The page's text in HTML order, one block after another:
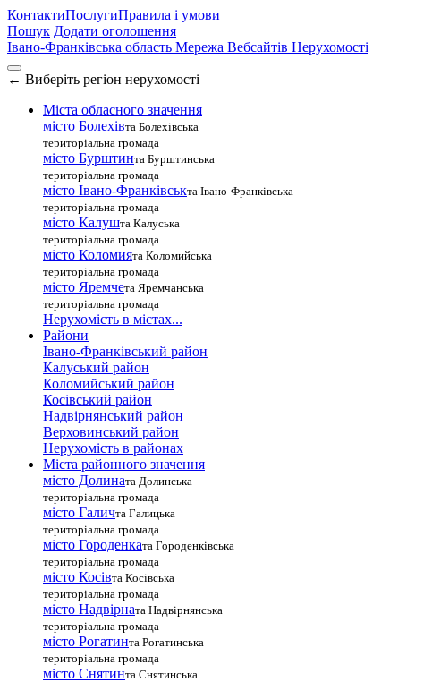
КонтактиПослугиПравила і умови
Пошук Додати оголошення
Івано-Франківська область Мережа Вебсайтів Нерухомості
← Виберіть регіон нерухомості
Міста обласного значення
місто Болехівта Болехівська
територіальна громада
місто Бурштинта Бурштинська
територіальна громада
місто Івано-Франківськта Івано-Франківська
територіальна громада
місто Калушта Калуська
територіальна громада
місто Коломията Коломийська
територіальна громада
місто Яремчета Яремчанська
територіальна громада
Нерухомість в містах...
Райони
Івано-Франківський район
Калуський район
Коломийський район
Косівський район
Надвірнянський район
Верховинський район
Нерухомість в районах
Міста районного значення
місто Долината Долинська
територіальна громада
місто Галичта Галицька
територіальна громада
місто Городенката Городенківська
територіальна громада
місто Косівта Косівська
територіальна громада
місто Надвірната Надвірнянська
територіальна громада
місто Рогатинта Рогатинська
територіальна громада
місто Снятинта Снятинська